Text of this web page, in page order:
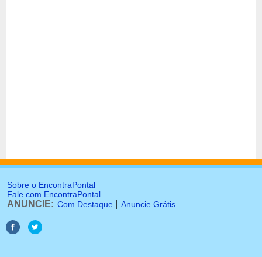
Sobre o EncontraPontal
Fale com EncontraPontal
ANUNCIE: Com Destaque Anuncie Grátis